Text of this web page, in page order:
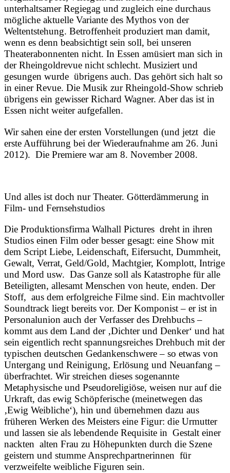
unterhaltsamer Regiegag und zugleich eine durchaus
mögliche aktuelle Variante des Mythos von der
Weltentstehung. Betroffenheit produziert man damit,
wenn es denn beabsichtigt sein soll, bei unseren
Theaterabonnenten nicht. In Essen amüsiert man sich in
der Rheingoldrevue nicht schlecht. Musiziert und
gesungen wurde übrigens auch. Das gehört sich halt so
in einer Revue. Die Musik zur Rheingold-Show schrieb
übrigens ein gewisser Richard Wagner. Aber das ist in
Essen nicht weiter aufgefallen.
Wir sahen eine der ersten Vorstellungen (und jetzt die
erste Aufführung bei der Wiederaufnahme am 26. Juni
2012). Die Premiere war am 8. November 2008.
Und alles ist doch nur Theater. Götterdämmerung in
Film- und Fernsehstudios
Die Produktionsfirma Walhall Pictures dreht in ihren
Studios einen Film oder besser gesagt: eine Show mit
dem Script Liebe, Leidenschaft, Eifersucht, Dummheit,
Gewalt, Verrat, Geld/Gold, Machtgier, Komplott, Intrige
und Mord usw. Das Ganze soll als Katastrophe für alle
Beteiligten, allesamt Menschen von heute, enden. Der
Stoff, aus dem erfolgreiche Filme sind. Ein machtvoller
Soundtrack liegt bereits vor. Der Komponist – er ist in
Personalunion auch der Verfasser des Drehbuchs –
kommt aus dem Land der ‚Dichter und Denker‘ und hat
sein eigentlich recht spannungsreiches Drehbuch mit der
typischen deutschen Gedankenschwere – so etwas von
Untergang und Reinigung, Erlösung und Neuanfang –
überfrachtet. Wir streichen dieses sogenannte
Metaphysische und Pseudoreligiöse, weisen nur auf die
Urkraft, das ewig Schöpferische (meinetwegen das
‚Ewig Weibliche‘), hin und übernehmen dazu aus
früheren Werken des Meisters eine Figur: die Urmutter
und lassen sie als lebendende Requisite in Gestalt einer
nackten alten Frau zu Höhepunkten durch die Szene
geistern und stumme Ansprechpartnerinnen für
verzweifelte weibliche Figuren sein.